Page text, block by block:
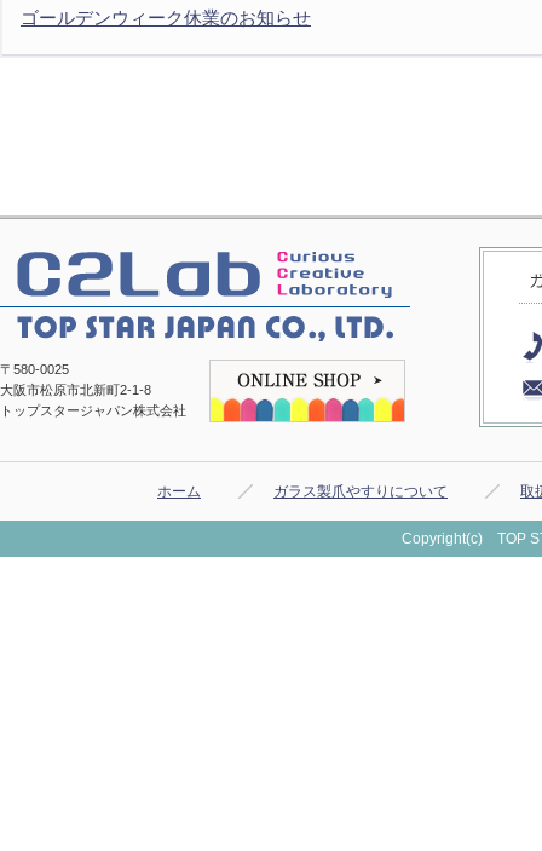
ゴールデンウィーク休業のお知らせ
〒580-0025
大阪市松原市北新町2-1-8
トップスタージャパン株式会社
ホーム ガラス製爪やすりについて 取
Copyright(c) TOP